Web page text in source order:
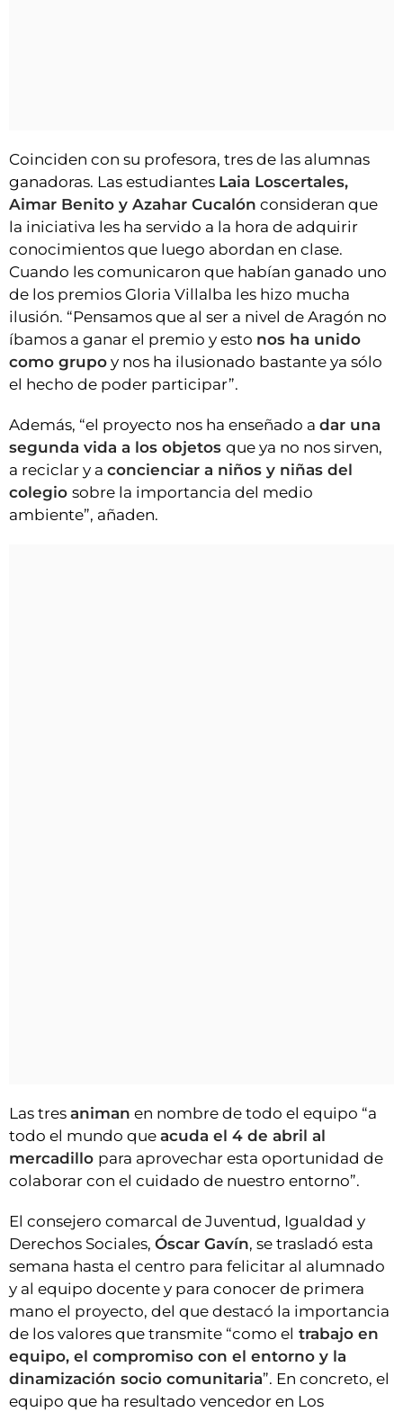
Coinciden con su profesora, tres de las alumnas
ganadoras. Las estudiantes Laia Loscertales,
Aimar Benito y Azahar Cucalón consideran que
la iniciativa les ha servido a la hora de adquirir
conocimientos que luego abordan en clase.
Cuando les comunicaron que habían ganado uno
de los premios Gloria Villalba les hizo mucha
ilusión. “Pensamos que al ser a nivel de Aragón no
íbamos a ganar el premio y esto nos ha unido
como grupo y nos ha ilusionado bastante ya sólo
el hecho de poder participar”.
Además, “el proyecto nos ha enseñado a dar una
segunda vida a los objetos que ya no nos sirven,
a reciclar y a concienciar a niños y niñas del
colegio sobre la importancia del medio
ambiente”, añaden.
Las tres animan en nombre de todo el equipo “a
todo el mundo que acuda el 4 de abril al
mercadillo para aprovechar esta oportunidad de
colaborar con el cuidado de nuestro entorno”.
El consejero comarcal de Juventud, Igualdad y
Derechos Sociales, Óscar Gavín, se trasladó esta
semana hasta el centro para felicitar al alumnado
y al equipo docente y para conocer de primera
mano el proyecto, del que destacó la importancia
de los valores que transmite “como el trabajo en
equipo, el compromiso con el entorno y la
dinamización socio comunitaria”. En concreto, el
equipo que ha resultado vencedor en Los